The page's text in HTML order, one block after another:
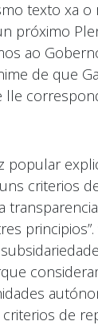
texto xa
próximo
ao
de que
lle
popular
criterios
de